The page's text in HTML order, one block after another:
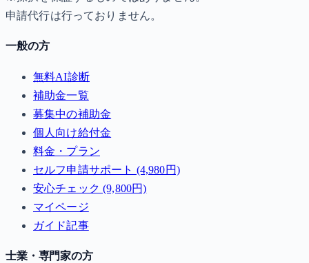
申請代行は行っておりません。
一般の方
無料AI診断
補助金一覧
募集中の補助金
個人向け給付金
料金・プラン
セルフ申請サポート (4,980円)
安心チェック (9,800円)
マイページ
ガイド記事
士業・専門家の方